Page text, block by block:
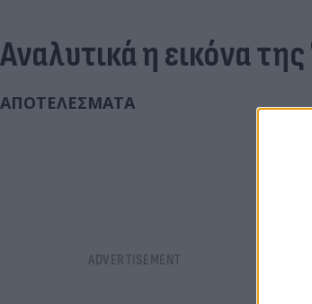
Αναλυτικά η εικόνα
ΑΠΟΤΕΛΕΣΜΑΤΑ